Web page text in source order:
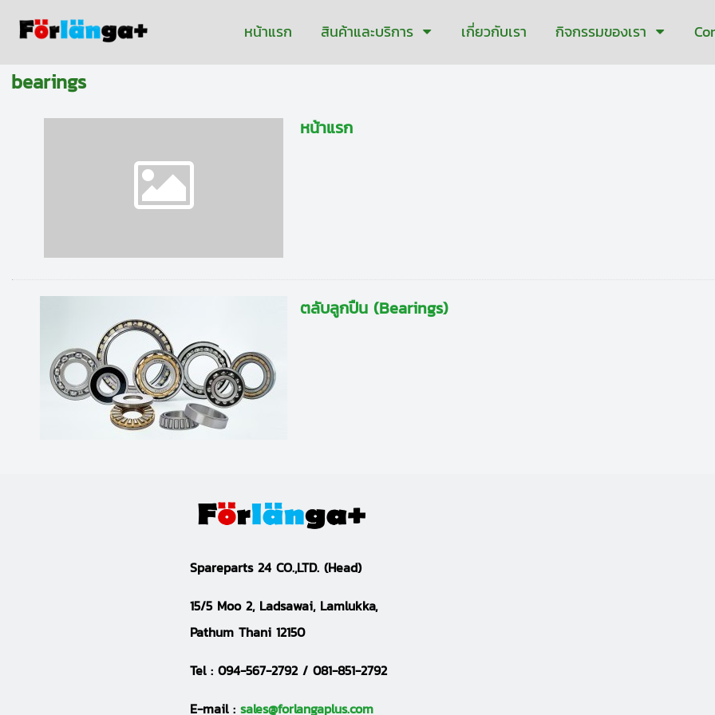
หน้าแรก สินค้าและบริการ เกี่ยวกับเรา กิจกรรมของเรา
bearings
หน้าแรก
ตลับลูกปืน (Bearings)
Spareparts 24 CO.,LTD. (Head)
15/5 Moo 2, Ladsawai, Lamlukka,
Pathum Thani 12150
Tel : 094-567-2792 / 081-851-2792
E-mail : sales@forlangaplus.com